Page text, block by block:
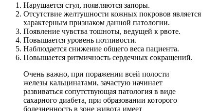
Нарушается стул, появляются запоры.
Отсутствие желтушности кожных покровов является
характерным признаком данной патологии.
Появление чувства тошноты, ведущей к рвоте.
Повышается уровень потливости.
Наблюдается снижение общего веса пациента.
Повышается ритмичность сердечных сокращений.
Очень важно, при поражении всей полости
железы кальцинатами, зачастую начинает
развиваться сопутствующая патология в виде
сахарного диабета, при образовании которого
болезненность в зоне живота имеет